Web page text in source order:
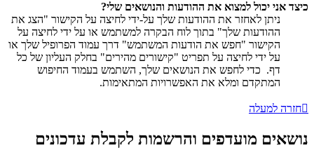
כיצד אני יכול למצוא את ההודעות והנושאים שלי?
ניתן לאחזר את ההודעות שלך על-ידי לחיצה על הקישור "הצג את
ההודעות שלך" בתוך לוח הבקרה למשתמש או על ידי לחיצה על
הקישור "חפש את הודעות המשתמש" דרך עמוד הפרופיל שלך או
על ידי לחיצה על תפריט "קישורים מהירים" בחלק העליון של כל
דף. כדי לחפש את הנושאים שלך, השתמש בעמוד החיפוש
המתקדם ומלא את האפשרויות המתאימות.
חזרה למעלה
נושאים מועדפים והרשמות לקבלת עדכונים